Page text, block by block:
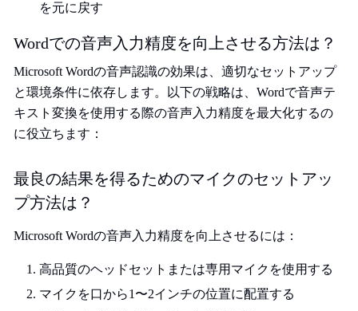
を元に戻す
Wordでの音声入力精度を向上させる方法は？
Microsoft Wordの音声認識の効果は、適切なセットアップ
と環境条件に依存します。以下の戦略は、Wordで音声テ
キスト変換を使用する際の音声入力精度を最大化するの
に役立ちます：
最良の結果を得るためのマイクのセットアッ
プ方法は？
Microsoft Wordの音声入力精度を向上させるには：
高品質のヘッドセットまたは専用マイクを使用する
マイクを口から1〜2インチの位置に配置する